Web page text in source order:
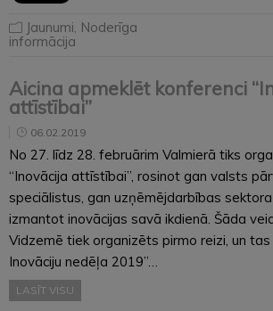
Jaunumi Noderīga
informācija
Aicina apmeklēt konferenci
attīstībai”
06.02.2019
No 27. līdz 28. februārim Valmierā tiks
“Inovācija attīstībai”, rosinot gan valsts
speciālistus, gan uzņēmējdarbības
izmantot inovācijas savā ikdienā. Šāda
Vidzemē tiek organizēts pirmo reizi, un
Inovāciju nedēļa 2019”…
LASĪT VISU